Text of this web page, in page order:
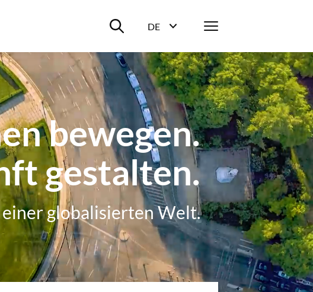
Suche ein-/ausblenden
DE
Menü
bewegen.
gestalten.
globalisierten Welt.